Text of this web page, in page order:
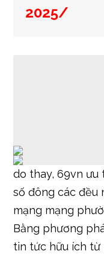
2025/
do thay, 69vn
số đông các đều
mạng mạng
Bằng phương
tin tức hữu ích từ